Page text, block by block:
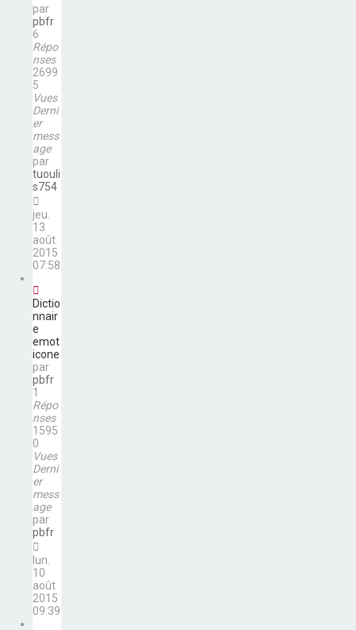
par
pbfr
6
Répo
nses
2699
5
Vues
Derni
er
mess
age
par
tuouli
s754
jeu.
13
août
2015
07:58
Dictio
nnair
e
emot
icone
par
pbfr
1
Répo
nses
1595
0
Vues
Derni
er
mess
age
par
pbfr
lun.
10
août
2015
09:39